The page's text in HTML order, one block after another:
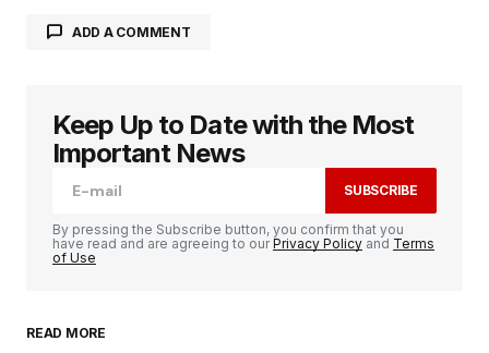
ADD A COMMENT
Votre adresse e-mail ne sera pas publiée. Les
champs obligatoires sont indiqués avec
Your Name
Keep Up to Date with the Most
Important News
SUBSCRIBE
By pressing the Subscribe button, you confirm that you
have read and are agreeing to ourPrivacy Policy and Terms
of Use
READ MORE